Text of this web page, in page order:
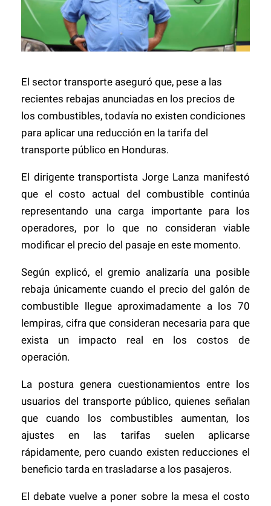
El sector transporte aseguró que, pese a las
recientes rebajas anunciadas en los precios de
los combustibles, todavía no existen condiciones
para aplicar una reducción en la tarifa del
transporte público en Honduras.
El dirigente transportista Jorge Lanza manifestó
que el costo actual del combustible continúa
representando una carga importante para los
operadores, por lo que no consideran viable
modificar el precio del pasaje en este momento.
Según explicó, el gremio analizaría una posible
rebaja únicamente cuando el precio del galón de
combustible llegue aproximadamente a los 70
lempiras, cifra que consideran necesaria para que
exista un impacto real en los costos de
operación.
La postura genera cuestionamientos entre los
usuarios del transporte público, quienes señalan
que cuando los combustibles aumentan, los
ajustes en las tarifas suelen aplicarse
rápidamente, pero cuando existen reducciones el
beneficio tarda en trasladarse a los pasajeros.
El debate vuelve a poner sobre la mesa el costo